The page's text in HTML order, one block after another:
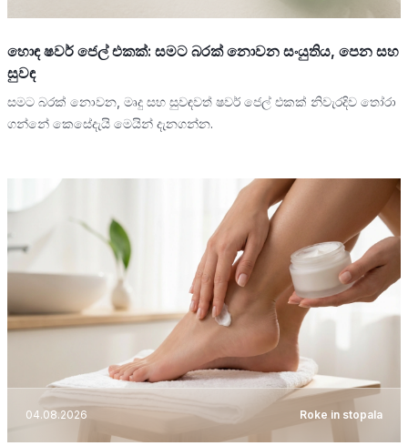
හොඳ ෂවර් ජෙල් එකක්: සමට බරක් නොවන සංයුතිය, පෙන සහ
සුවඳ
සමට බරක් නොවන, මෘදු සහ සුවඳවත් ෂවර් ජෙල් එකක් නිවැරදිව තෝරා
ගන්නේ කෙසේදැයි මෙයින් දැනගන්න.
04.08.2026 Roke in stopala